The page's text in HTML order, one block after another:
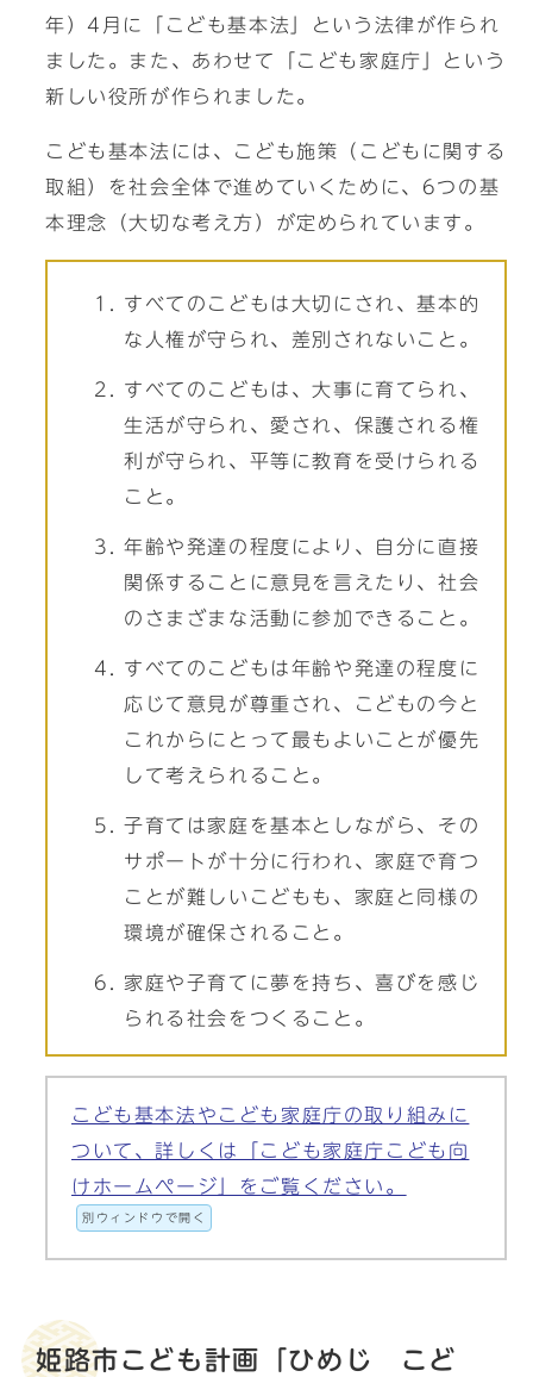
年）4月に「こども基本法」という法律が作られ
ました。また、あわせて「こども家庭庁」という
新しい役所が作られました。
こども基本法には、こども施策（こどもに関する
取組）を社会全体で進めていくために、6つの基
本理念（大切な考え方）が定められています。
すべてのこどもは大切にされ、基本的
な人権が守られ、差別されないこと。
すべてのこどもは、大事に育てられ、
生活が守られ、愛され、保護される権
利が守られ、平等に教育を受けられる
こと。
年齢や発達の程度により、自分に直接
関係することに意見を言えたり、社会
のさまざまな活動に参加できること。
すべてのこどもは年齢や発達の程度に
応じて意見が尊重され、こどもの今と
これからにとって最もよいことが優先
して考えられること。
子育ては家庭を基本としながら、その
サポートが十分に行われ、家庭で育つ
ことが難しいこどもも、家庭と同様の
環境が確保されること。
家庭や子育てに夢を持ち、喜びを感じ
られる社会をつくること。
こども基本法やこども家庭庁の取り組みに
ついて、詳しくは「こども家庭庁こども向
けホームページ」をご覧ください。
別ウィンドウで開く
姫路市こども計画「ひめじ こど